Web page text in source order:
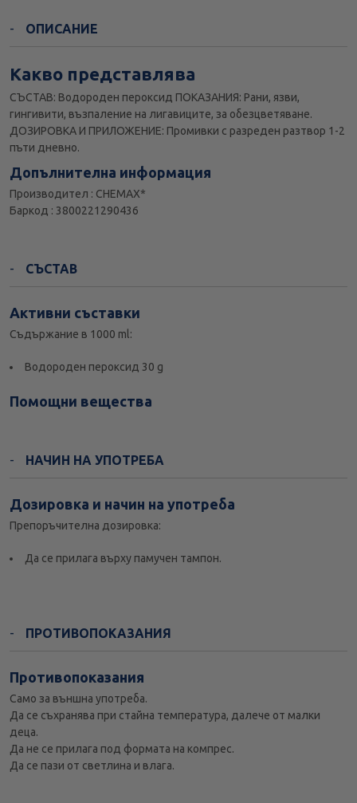
ОПИСАНИЕ
Какво представлява
СЪСТАВ: Водороден пероксид ПОКАЗАНИЯ: Рани, язви,
гингивити, възпаление на лигавиците, за обезцветяване.
ДОЗИРОВКА И ПРИЛОЖЕНИЕ: Промивки с разреден разтвор 1-2
пъти дневно.
Допълнителна информация
Производител : CHEMAX*
Баркод : 3800221290436
СЪСТАВ
Активни съставки
Съдържание в 1000 ml:
Водороден пероксид 30 g
Помощни вещества
НАЧИН НА УПОТРЕБА
Дозировка и начин на употреба
Препоръчителна дозировка:
Да се прилага върху памучен тампон.
ПРОТИВОПОКАЗАНИЯ
Противопоказания
Само за външна употреба.
Да се съхранява при стайна температура, далече от малки
деца.
Да не се прилага под формата на компрес.
Да се пази от светлина и влага.